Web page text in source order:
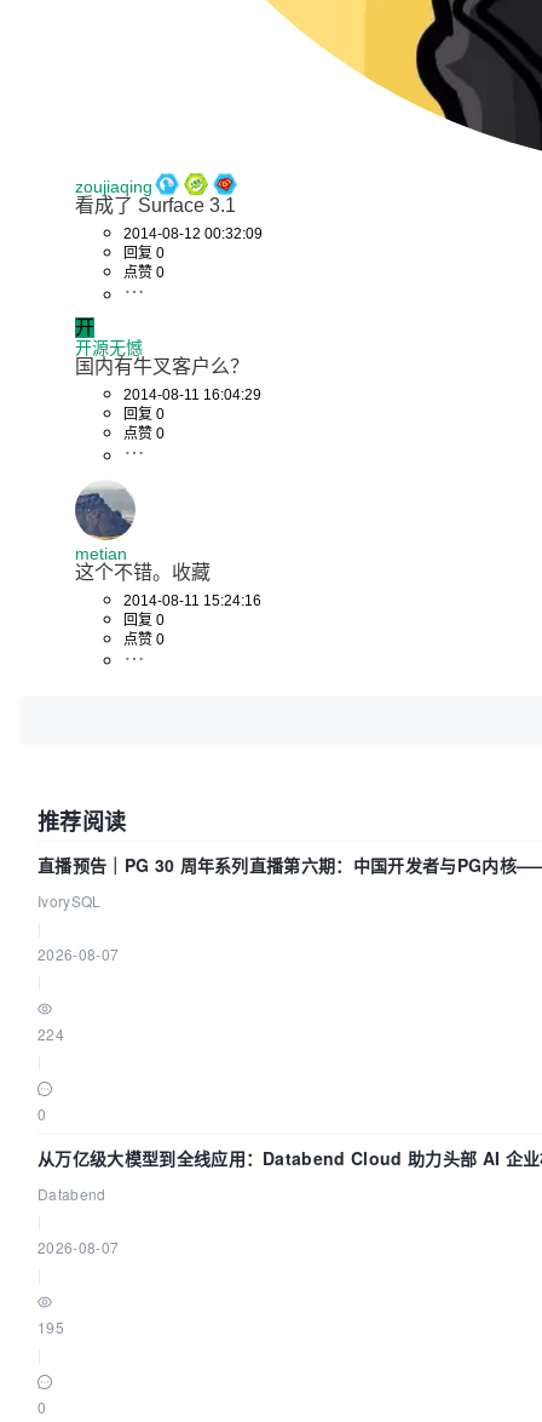
zoujiaqing
看成了 Surface 3.1
2014-08-12 00:32:09
回复 0
点赞 0
开
开源无憾
国内有牛叉客户么？
2014-08-11 16:04:29
回复 0
点赞 0
metian
这个不错。收藏
2014-08-11 15:24:16
回复 0
点赞 0
推荐阅读
直播预告｜PG 30 周年系列直播第六期：中国开发者与PG内核
IvorySQL
2026-08-07
224
0
从万亿级大模型到全线应用：Databend Cloud 助力头部 AI 企
Databend
2026-08-07
195
0